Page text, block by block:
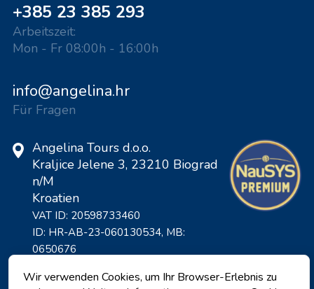
+385 23 385 293
Arbeitszeit:
Mon - Fr 08:00h - 16:00h
info@angelina.hr
Für Fragen
Angelina Tours d.o.o.
Kraljice Jelene 3, 23210 Biograd
n/M
Kroatien
VAT ID: 20598733460
ID: HR-AB-23-060130534, MB:
0650676
Wir verwenden Cookies, um Ihr Browser-Erlebnis zu